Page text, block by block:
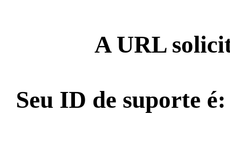
A URL
Seu ID de suporte